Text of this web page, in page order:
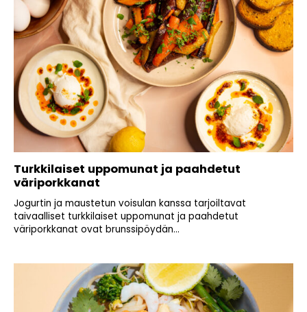
Turkkilaiset uppomunat ja paahdetut
väriporkkanat
Jogurtin ja maustetun voisulan kanssa tarjoiltavat
taivaalliset turkkilaiset uppomunat ja paahdetut
väriporkkanat ovat brunssipöydän...